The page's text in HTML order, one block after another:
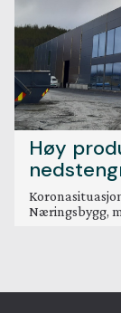
Høy
Næringsbygg,